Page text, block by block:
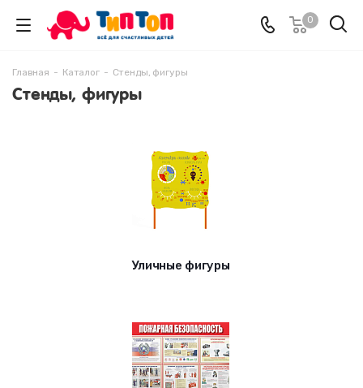
0
Главная - Каталог - Стенды, фигуры
Стенды, фигуры
Уличные фигуры